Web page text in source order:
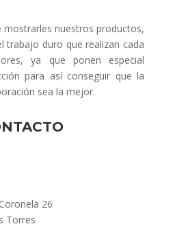
mostrarles nuestros productos,
trabajo duro que realizan cada
ya que ponen especial
para así conseguir que la
sea la mejor.
26
Torres